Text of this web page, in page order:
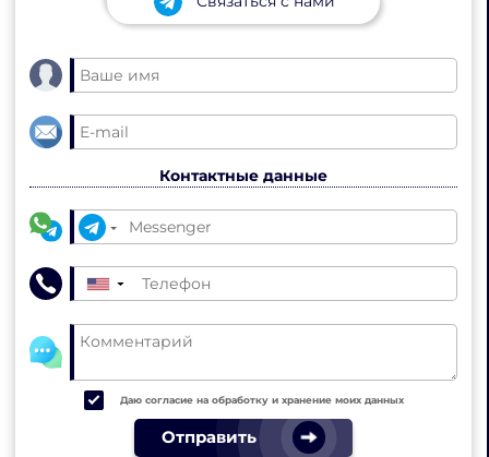
Контактные данные
▼
Даю согласие на обработку и хранение моих данных
Отправить